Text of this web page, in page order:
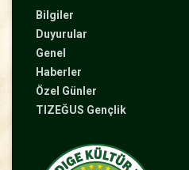
Bilgiler
Duyurular
Genel
Haberler
Özel Günler
TIZEĞUS Gençlik